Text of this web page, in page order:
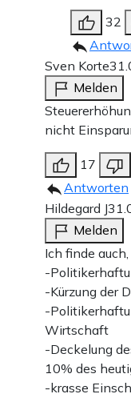
32
Sven Korte
Melden
nicht
17
Antworten
Hildegard J
Melden
Ich finde
-
-Kürzung der
-
Wirtschaft
-Deckelung
10% des
-krasse